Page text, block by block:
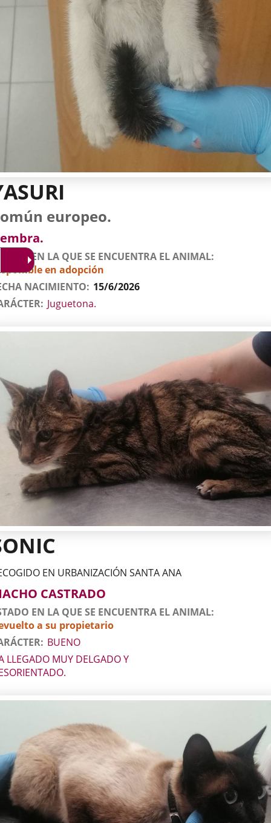
europeo.
EN LA QUE SE ENCUENTRA EL ANIMAL
en adopción
NACIMIENTO 15/6/2026
Juguetona.
EN URBANIZACIÓN SANTA ANA
CASTRADO
EN LA QUE SE ENCUENTRA EL ANIMAL
a su propietario
BUENO
LLEGADO MUY DELGADO Y